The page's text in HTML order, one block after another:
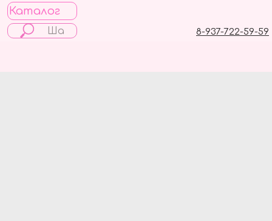
Каталог
8-937-722-59-59